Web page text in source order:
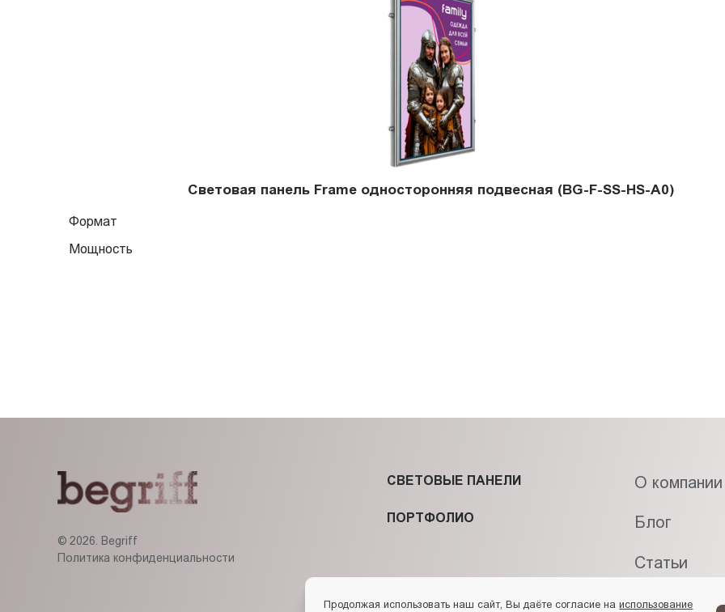
Световая панель Frame односторонняя подвесная (BG-F-SS-HS-A0)
Формат
Мощность
© 2026. Begriff
Политика конфиденциальности
СВЕТОВЫЕ ПАНЕЛИ
ПОРТФОЛИО
О компании
Блог
Статьи
Контакты
Продолжая использовать наш сайт, Вы даёте согласие наиспользование